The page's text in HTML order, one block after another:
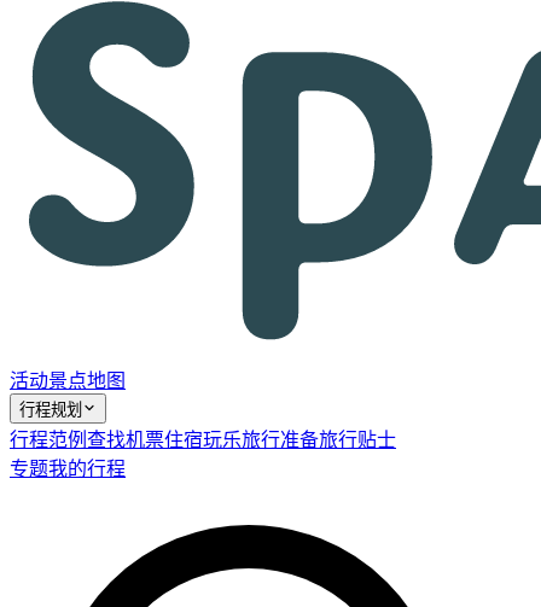
活动景点地图
行程规划
行程范例 查找机票住宿玩乐旅行准备旅行贴士
专题我的行程